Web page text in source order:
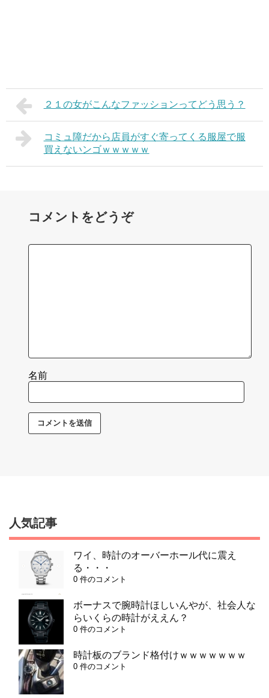
２１の女がこんなファッションってどう思う？
コミュ障だから店員がすぐ寄ってくる服屋で服
買えないンゴｗｗｗｗｗ
コメントをどうぞ
名前
人気記事
ワイ、時計のオーバーホール代に震え
る・・・
0 件のコメント
ボーナスで腕時計ほしいんやが、社会人な
らいくらの時計がええん？
0 件のコメント
時計板のブランド格付けｗｗｗｗｗｗｗ
0 件のコメント